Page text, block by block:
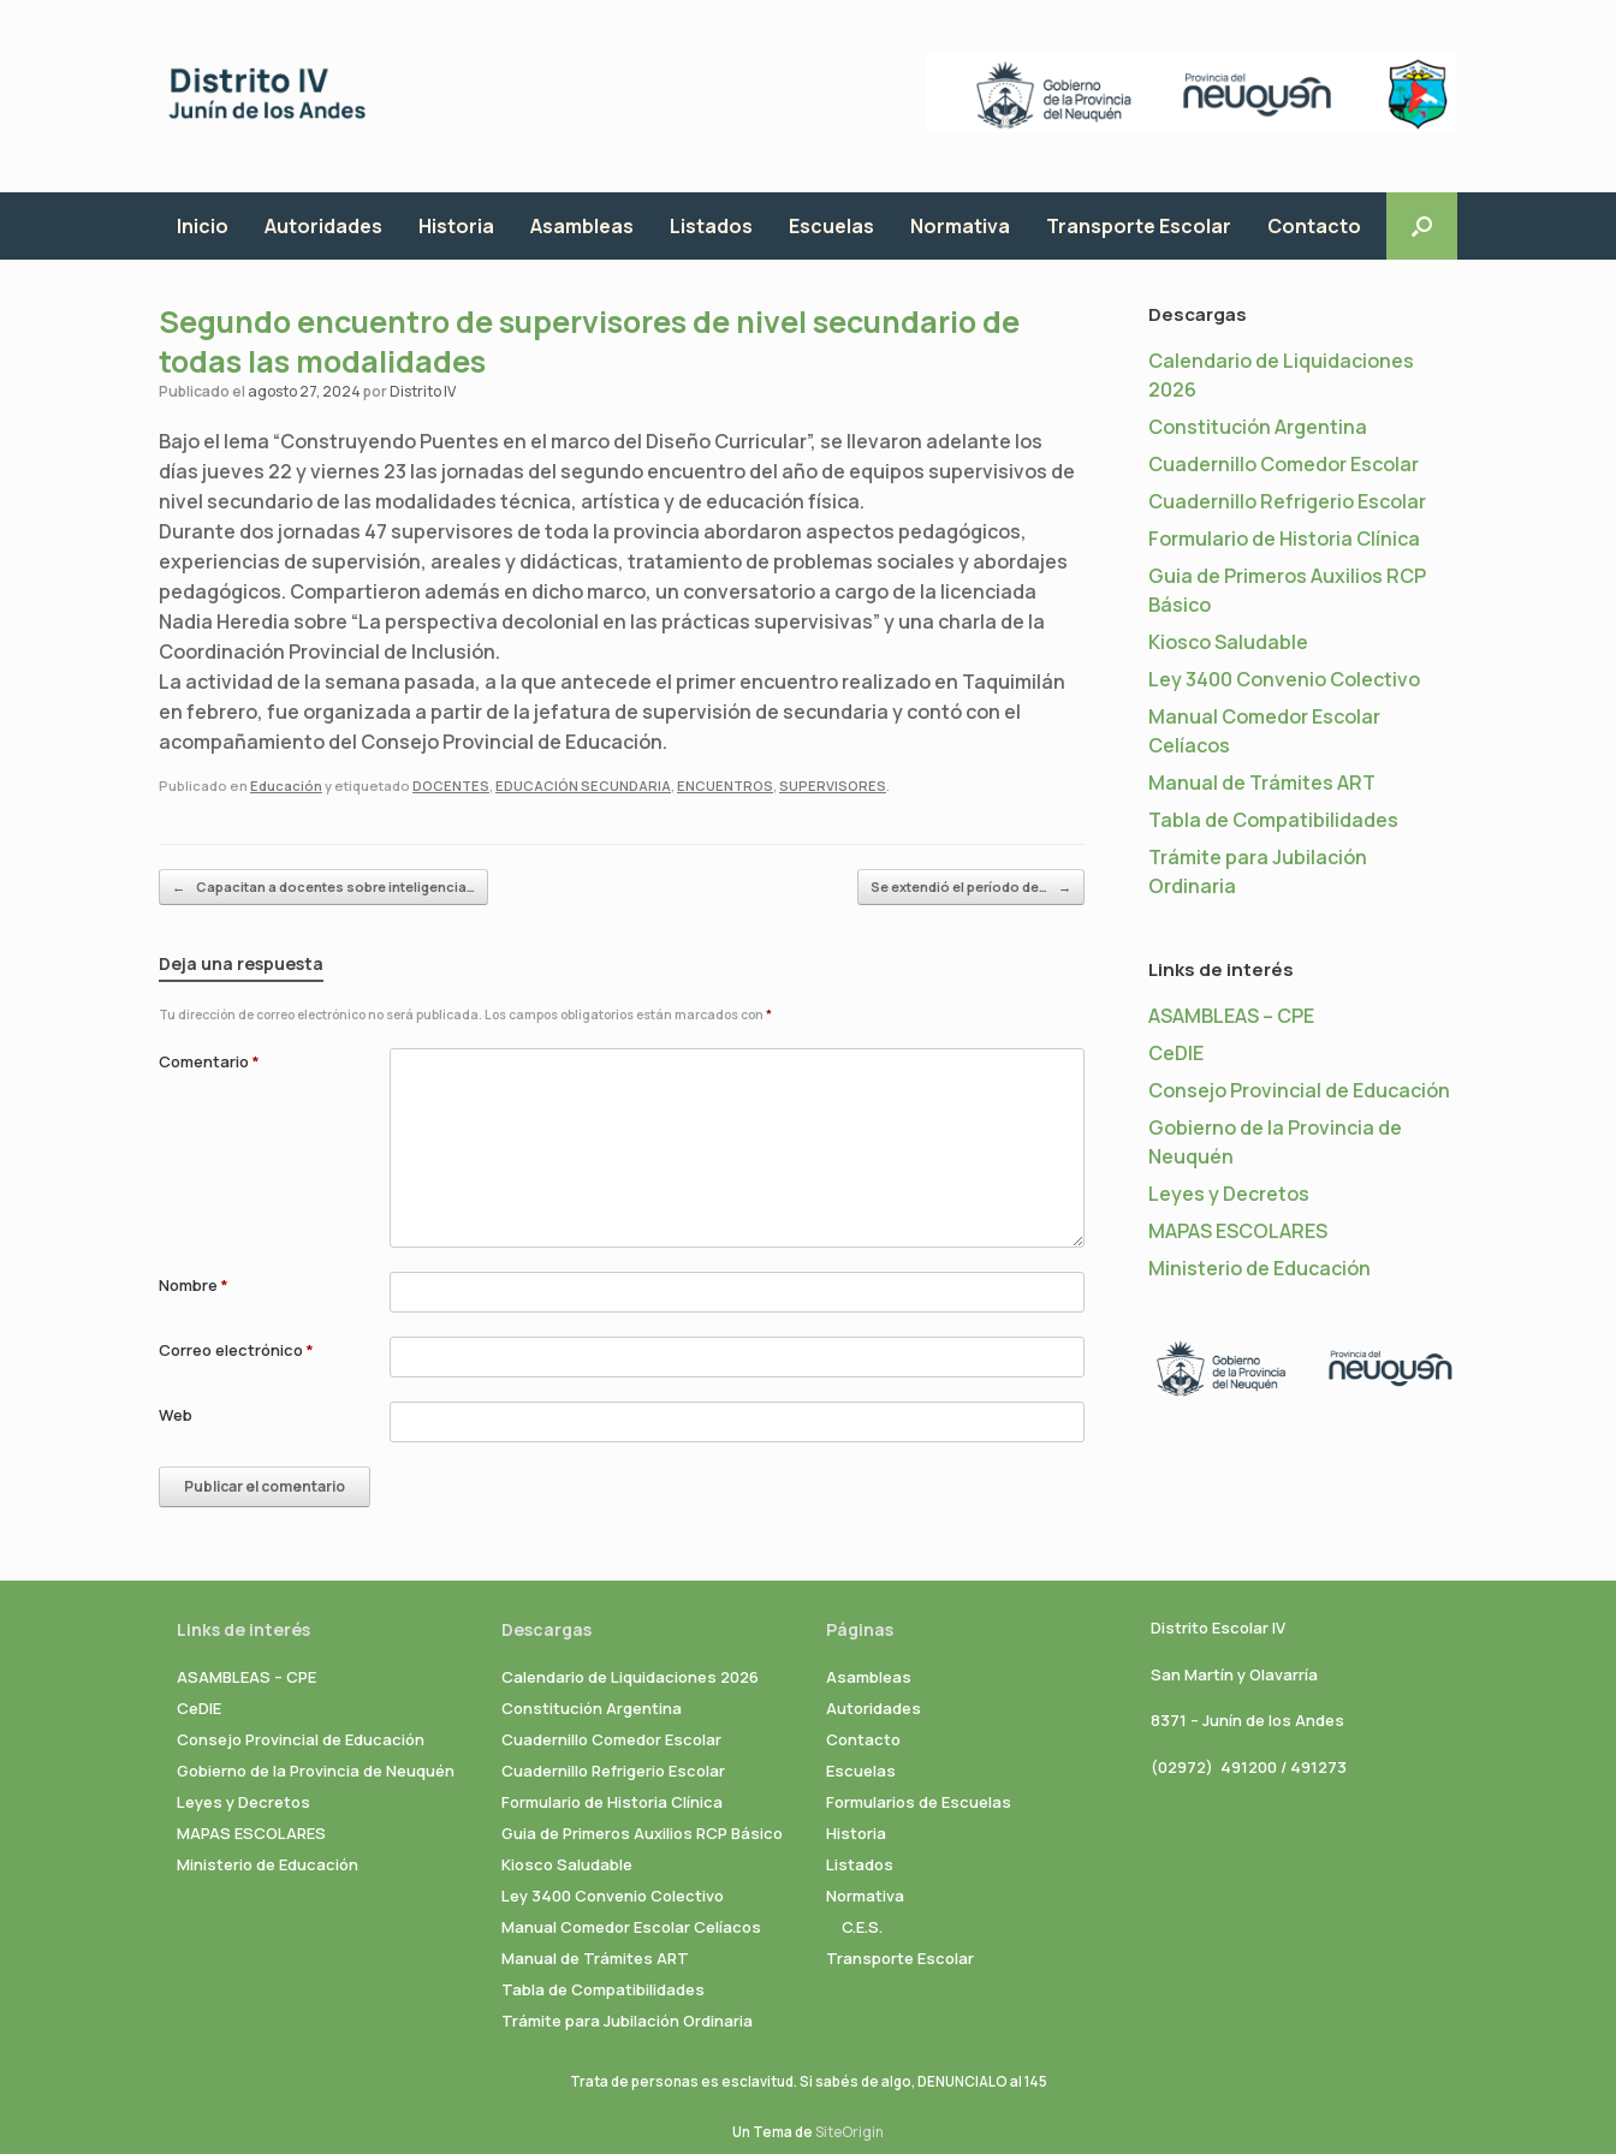
Inicio Autoridades Historia Asambleas Listados Escuelas Normativa Transporte Escolar Contacto
Segundo encuentro de supervisores de nivel secundario de
todas las modalidades
Publicado el agosto 27, 2024porDistrito IV
Bajo el lema “Construyendo Puentes en el marco del Diseño Curricular”, se llevaron adelante los
días jueves 22 y viernes 23 las jornadas del segundo encuentro del año de equipos supervisivos de
nivel secundario de las modalidades técnica, artística y de educación física.
Durante dos jornadas 47 supervisores de toda la provincia abordaron aspectos pedagógicos,
experiencias de supervisión, areales y didácticas, tratamiento de problemas sociales y abordajes
pedagógicos. Compartieron además en dicho marco, un conversatorio a cargo de la licenciada
Nadia Heredia sobre “La perspectiva decolonial en las prácticas supervisivas” y una charla de la
Coordinación Provincial de Inclusión.
La actividad de la semana pasada, a la que antecede el primer encuentro realizado en Taquimilán
en febrero, fue organizada a partir de la jefatura de supervisión de secundaria y contó con el
acompañamiento del Consejo Provincial de Educación.
Publicado en Educación y etiquetado DOCENTES, EDUCACIÓN SECUNDARIA, ENCUENTROS, SUPERVISORES.
Navegador de artículos
← Capacitan a docentes sobre inteligencia… Se extendió el período de… →
Deja una respuesta
Tu dirección de correo electrónico no será publicada. Los campos obligatorios están marcados con *
Comentario *
Nombre *
Correo electrónico *
Web
Descargas
Calendario de Liquidaciones
2026
Constitución Argentina
Cuadernillo Comedor Escolar
Cuadernillo Refrigerio Escolar
Formulario de Historia Clínica
Guia de Primeros Auxilios RCP
Básico
Kiosco Saludable
Ley 3400 Convenio Colectivo
Manual Comedor Escolar
Celíacos
Manual de Trámites ART
Tabla de Compatibilidades
Trámite para Jubilación
Ordinaria
Links de interés
ASAMBLEAS – CPE
CeDIE
Consejo Provincial de Educación
Gobierno de la Provincia de
Neuquén
Leyes y Decretos
MAPAS ESCOLARES
Ministerio de Educación
Links de interés
ASAMBLEAS – CPE
CeDIE
Consejo Provincial de Educación
Gobierno de la Provincia de Neuquén
Leyes y Decretos
MAPAS ESCOLARES
Ministerio de Educación
Descargas
Calendario de Liquidaciones 2026
Constitución Argentina
Cuadernillo Comedor Escolar
Cuadernillo Refrigerio Escolar
Formulario de Historia Clínica
Guia de Primeros Auxilios RCP Básico
Kiosco Saludable
Ley 3400 Convenio Colectivo
Manual Comedor Escolar Celíacos
Manual de Trámites ART
Tabla de Compatibilidades
Trámite para Jubilación Ordinaria
Páginas
Asambleas
Autoridades
Contacto
Escuelas
Formularios de Escuelas
Historia
Listados
Normativa
C.E.S.
Transporte Escolar
Distrito Escolar IV
San Martín y Olavarría
8371 – Junín de los Andes
(02972) 491200 / 491273
Trata de personas es esclavitud. Si sabés de algo, DENUNCIALO al 145
Un Tema de SiteOrigin